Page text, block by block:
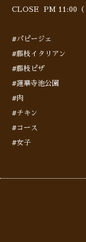
CLOSE PM 11:00（
#パピージェ
#藤枝イタリアン
#藤枝ピザ
#蓮華寺池公園
#肉
#チキン
#コース
#女子